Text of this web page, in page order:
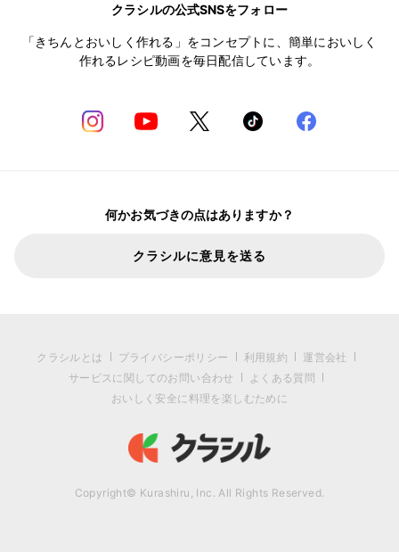
クラシルの公式SNSをフォロー
「きちんとおいしく作れる」をコンセプトに、簡単においしく
作れるレシピ動画を毎日配信しています。
何かお気づきの点はありますか？
クラシルに意見を送る
クラシルとは プライバシーポリシー 利用規約
運営会社
サービスに関してのお問い合わせ
よくある質問
おいしく安全に料理を楽しむために
Copyright© Kurashiru, Inc. All Rights Reserved.